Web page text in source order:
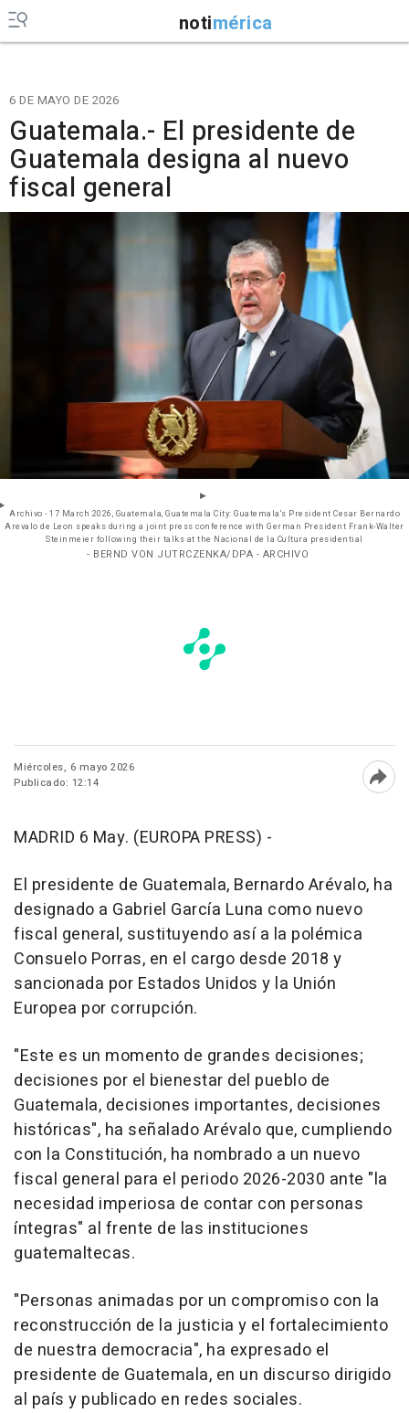
notimérica
6 DE MAYO DE 2026
Guatemala.- El presidente de
Guatemala designa al nuevo
fiscal general
Archivo - 17 March 2026, Guatemala, Guatemala City: Guatemala's President Cesar Bernardo
Arevalo de Leon speaks during a joint press conference with German President Frank-Walter
Steinmeier following their talks at the Nacional de la Cultura presidential
- BERND VON JUTRCZENKA/DPA - ARCHIVO
Miércoles, 6 mayo 2026
Publicado: 12:14
MADRID 6 May. (EUROPA PRESS) -
El presidente de Guatemala, Bernardo Arévalo, ha
designado a Gabriel García Luna como nuevo
fiscal general, sustituyendo así a la polémica
Consuelo Porras, en el cargo desde 2018 y
sancionada por Estados Unidos y la Unión
Europea por corrupción.
"Este es un momento de grandes decisiones;
decisiones por el bienestar del pueblo de
Guatemala, decisiones importantes, decisiones
históricas", ha señalado Arévalo que, cumpliendo
con la Constitución, ha nombrado a un nuevo
fiscal general para el periodo 2026-2030 ante "la
necesidad imperiosa de contar con personas
íntegras" al frente de las instituciones
guatemaltecas.
"Personas animadas por un compromiso con la
reconstrucción de la justicia y el fortalecimiento
de nuestra democracia", ha expresado el
presidente de Guatemala, en un discurso dirigido
al país y publicado en redes sociales.